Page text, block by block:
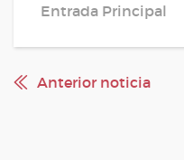
Entrada Principal
Anterior noticia